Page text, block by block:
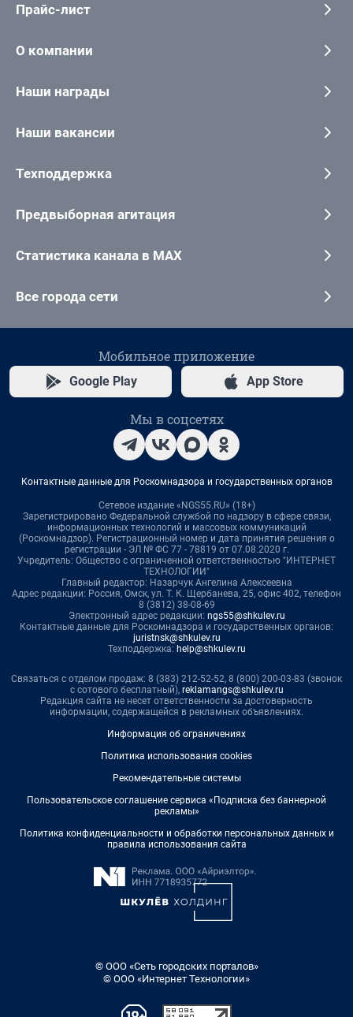
Прайс-лист
О компании
Наши награды
Наши вакансии
Техподдержка
Предвыборная агитация
Статистика канала в MAX
Все города сети
Мобильное приложение
Google Play App Store
Мы в соцсетях
Контактные данные для Роскомнадзора и государственных органов
Сетевое издание «NGS55.RU» (18+)
Зарегистрировано Федеральной службой по надзору в сфере связи,
информационных технологий и массовых коммуникаций
(Роскомнадзор). Регистрационный номер и дата принятия решения о
регистрации - ЭЛ № ФС 77 - 78819 от 07.08.2020 г.
Учредитель: Общество с ограниченной ответственностью "ИНТЕРНЕТ
ТЕХНОЛОГИИ"
Главный редактор: Назарчук Ангелина Алексеевна
Адрес редакции: Россия, Омск, ул. Т. К. Щербанева, 25, офис 402, телефон
8 (3812) 38-08-69
Электронный адрес редакции: ngs55@shkulev.ru
Контактные данные для Роскомнадзора и государственных органов:
juristnsk@shkulev.ru
Техподдержка: help@shkulev.ru
Связаться с отделом продаж: 8 (383) 212-52-52, 8 (800) 200-03-83 (звонок
с сотового бесплатный), reklamangs@shkulev.ru
Редакция сайта не несет ответственности за достоверность
информации, содержащейся в рекламных объявлениях.
Информация об ограничениях
Политика использования cookies
Рекомендательные системы
Пользовательское соглашение сервиса «Подписка без баннерной
рекламы»
Политика конфиденциальности и обработки персональных данных и
правила использования сайта
© ООО «Сеть городских порталов»
© ООО «Интернет Технологии»